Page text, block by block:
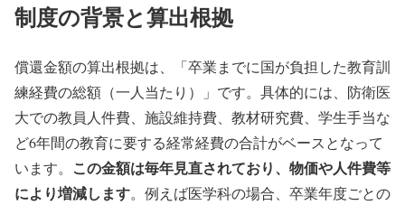
制度の背景と算出根拠
償還金額の算出根拠は、「卒業までに国が負担した教育訓
練経費の総額（一人当たり）」です。具体的には、防衛医
大での教員人件費、施設維持費、教材研究費、学生手当な
ど6年間の教育に要する経常経費の合計がベースとなって
います。 この金額は毎年見直されており、物価や人件費等
により増減します。例えば医学科の場合、卒業年度ごとの